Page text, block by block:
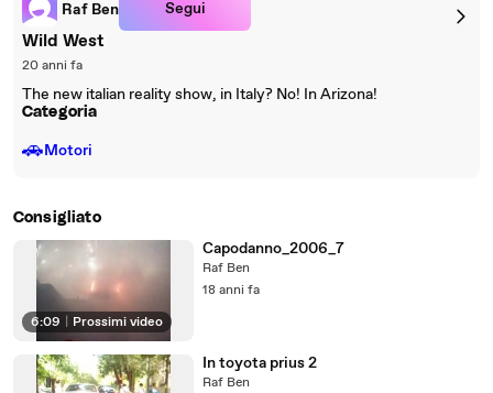
Raf Ben Segui
Wild West
20 anni fa
The new italian reality show, in Italy? No! In Arizona!
Categoria
🚗Motori
Consigliato
6:09 Prossimi video
Capodanno_2006_7
Raf Ben
18 anni fa
In toyota prius 2
Raf Ben